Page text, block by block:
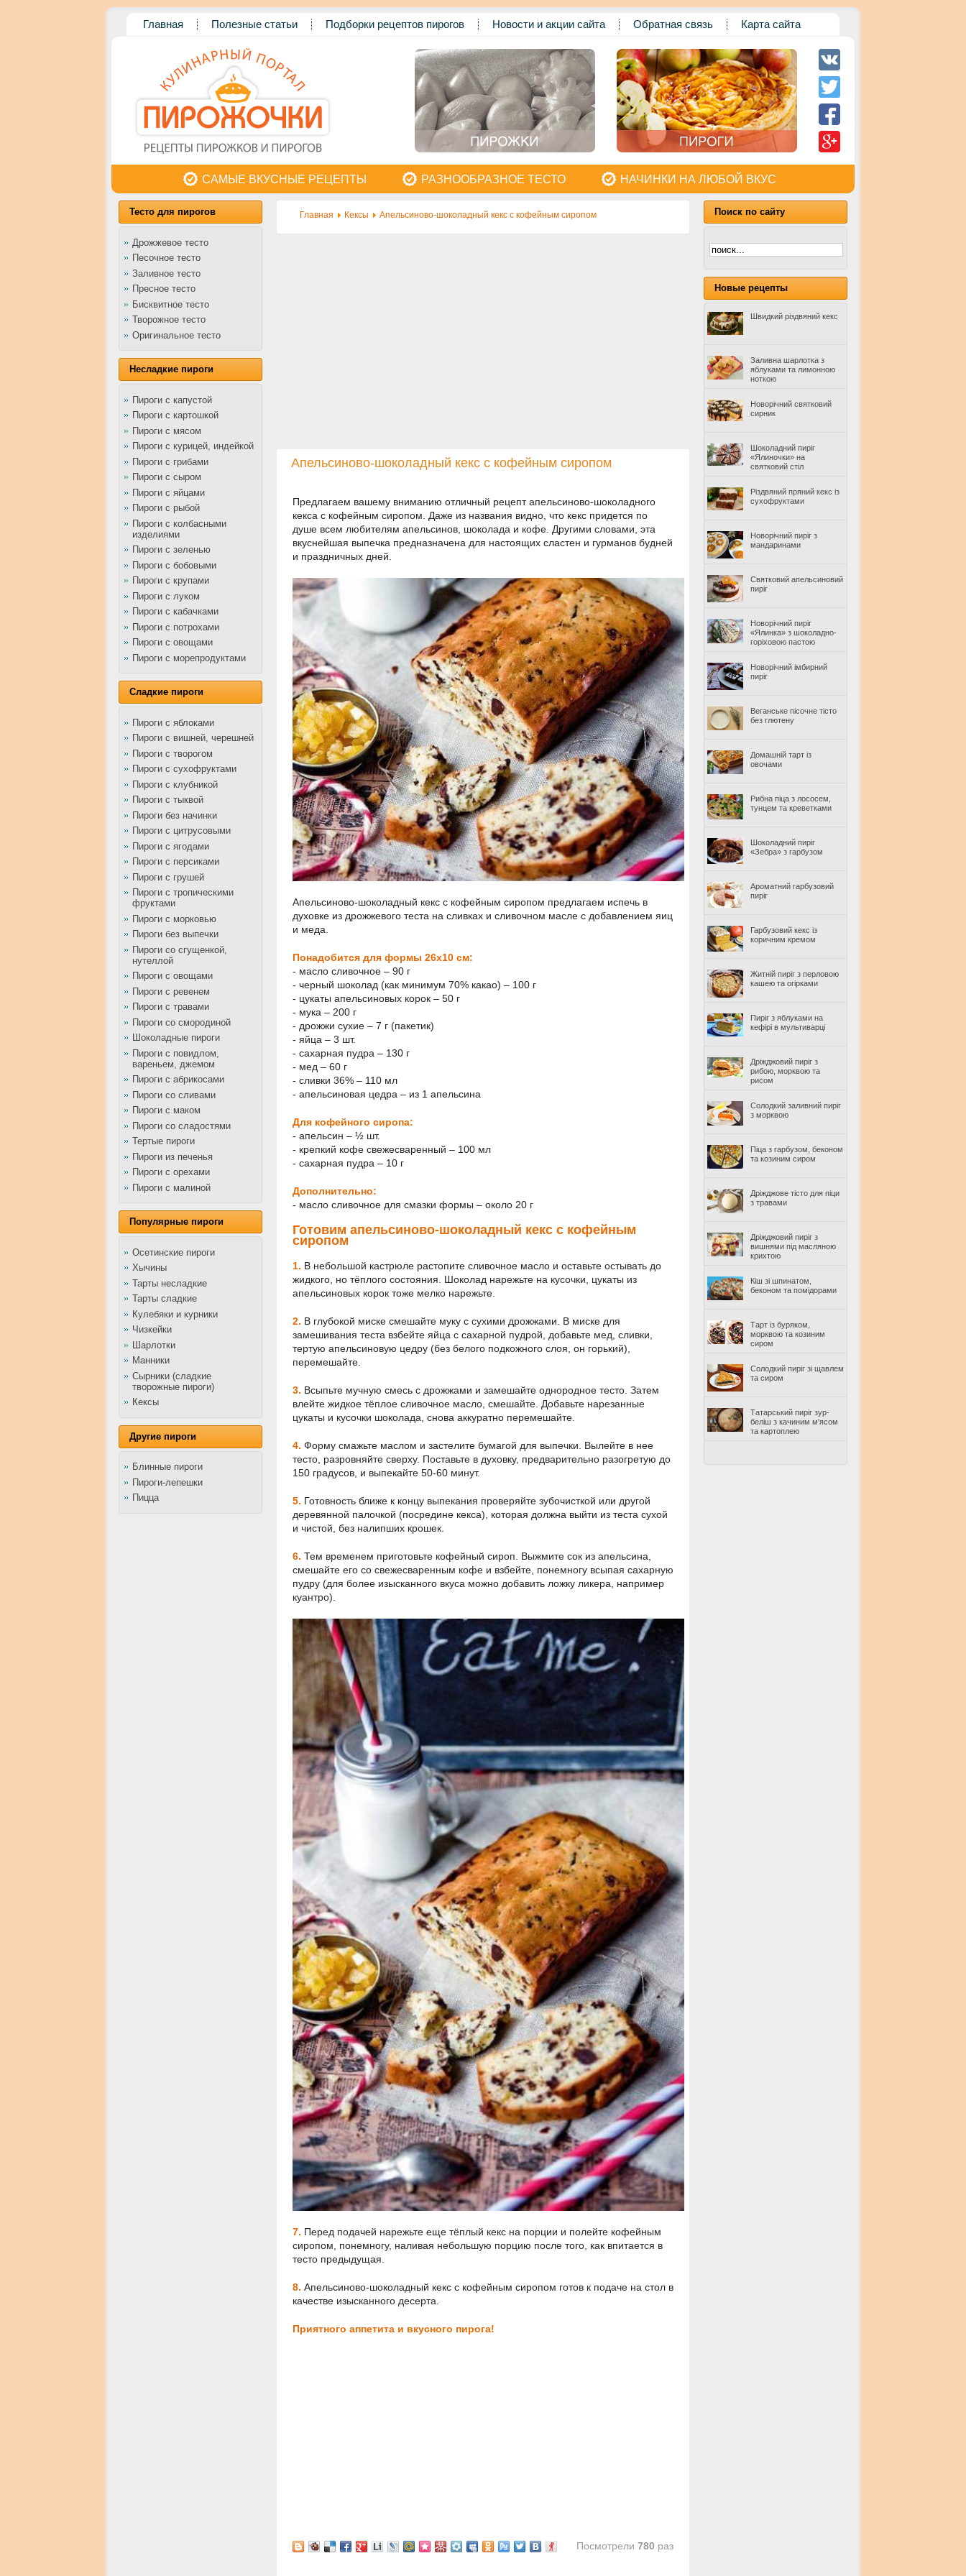
Главная Полезные статьи Подборки рецептов пирогов Новости и акции сайта Обратная связь Карта сайта
САМЫЕ ВКУСНЫЕ РЕЦЕПТЫ РАЗНООБРАЗНОЕ ТЕСТО НАЧИНКИ НА ЛЮБОЙ ВКУС
Тесто для пирогов
Дрожжевое тесто
Песочное тесто
Заливное тесто
Пресное тесто
Бисквитное тесто
Творожное тесто
Оригинальное тесто
Несладкие пироги
Пироги с капустой
Пироги с картошкой
Пироги с мясом
Пироги с курицей, индейкой
Пироги с грибами
Пироги с сыром
Пироги с яйцами
Пироги с рыбой
Пироги с колбасными
изделиями
Пироги с зеленью
Пироги с бобовыми
Пироги с крупами
Пироги с луком
Пироги с кабачками
Пироги с потрохами
Пироги с овощами
Пироги с морепродуктами
Сладкие пироги
Пироги с яблоками
Пироги с вишней, черешней
Пироги с творогом
Пироги с сухофруктами
Пироги с клубникой
Пироги с тыквой
Пироги без начинки
Пироги с цитрусовыми
Пироги с ягодами
Пироги с персиками
Пироги с грушей
Пироги с тропическими
фруктами
Пироги с морковью
Пироги без выпечки
Пироги со сгущенкой,
нутеллой
Пироги с овощами
Пироги с ревенем
Пироги с травами
Пироги со смородиной
Шоколадные пироги
Пироги с повидлом,
вареньем, джемом
Пироги с абрикосами
Пироги со сливами
Пироги с маком
Пироги со сладостями
Тертые пироги
Пироги из печенья
Пироги с орехами
Пироги с малиной
Популярные пироги
Осетинские пироги
Хычины
Тарты несладкие
Тарты сладкие
Кулебяки и курники
Чизкейки
Шарлотки
Манники
Сырники (сладкие
творожные пироги)
Кексы
Другие пироги
Блинные пироги
Пироги-лепешки
Пицца
Главная Кексы Апельсиново-шоколадный кекс с кофейным сиропом
Апельсиново-шоколадный кекс с кофейным сиропом
Предлагаем вашему вниманию отличный рецепт апельсиново-шоколадного
кекса с кофейным сиропом. Даже из названия видно, что кекс придется по
душе всем любителям апельсинов, шоколада и кофе. Другими словами, эта
вкуснейшая выпечка предназначена для настоящих сластен и гурманов будней
и праздничных дней.
Апельсиново-шоколадный кекс с кофейным сиропом предлагаем испечь в
духовке из дрожжевого теста на сливках и сливочном масле с добавлением яиц
и меда.
Понадобится для формы 26х10 см:
- масло сливочное – 90 г
- черный шоколад (как минимум 70% какао) – 100 г
- цукаты апельсиновых корок – 50 г
- мука – 200 г
- дрожжи сухие – 7 г (пакетик)
- яйца – 3 шт.
- сахарная пудра – 130 г
- мед – 60 г
- сливки 36% – 110 мл
- апельсиновая цедра – из 1 апельсина
Для кофейного сиропа:
- апельсин – ½ шт.
- крепкий кофе свежесваренный – 100 мл
- сахарная пудра – 10 г
Дополнительно:
- масло сливочное для смазки формы – около 20 г
Готовим апельсиново-шоколадный кекс с кофейным
сиропом
1. В небольшой кастрюле растопите сливочное масло и оставьте остывать до
жидкого, но тёплого состояния. Шоколад нарежьте на кусочки, цукаты из
апельсиновых корок тоже мелко нарежьте.
2. В глубокой миске смешайте муку с сухими дрожжами. В миске для
замешивания теста взбейте яйца с сахарной пудрой, добавьте мед, сливки,
тертую апельсиновую цедру (без белого подкожного слоя, он горький),
перемешайте.
3. Всыпьте мучную смесь с дрожжами и замешайте однородное тесто. Затем
влейте жидкое тёплое сливочное масло, смешайте. Добавьте нарезанные
цукаты и кусочки шоколада, снова аккуратно перемешайте.
4. Форму смажьте маслом и застелите бумагой для выпечки. Вылейте в нее
тесто, разровняйте сверху. Поставьте в духовку, предварительно разогретую до
150 градусов, и выпекайте 50-60 минут.
5. Готовность ближе к концу выпекания проверяйте зубочисткой или другой
деревянной палочкой (посредине кекса), которая должна выйти из теста сухой
и чистой, без налипших крошек.
6. Тем временем приготовьте кофейный сироп. Выжмите сок из апельсина,
смешайте его со свежесваренным кофе и взбейте, понемногу всыпая сахарную
пудру (для более изысканного вкуса можно добавить ложку ликера, например
куантро).
7. Перед подачей нарежьте еще тёплый кекс на порции и полейте кофейным
сиропом, понемногу, наливая небольшую порцию после того, как впитается в
тесто предыдущая.
8. Апельсиново-шоколадный кекс с кофейным сиропом готов к подаче на стол в
качестве изысканного десерта.
Приятного аппетита и вкусного пирога!
Посмотрели 780 раз
Поиск по сайту
Новые рецепты
Швидкий різдвяний кекс
Заливна шарлотка з
яблуками та лимонною
ноткою
Новорічний святковий
сирник
Шоколадний пиріг
«Ялиночки» на
святковий стіл
Різдвяний пряний кекс із
сухофруктами
Новорічний пиріг з
мандаринами
Святковий апельсиновий
пиріг
Новорічний пиріг
«Ялинка» з шоколадно-
горіховою пастою
Новорічний імбирний
пиріг
Веганське пісочне тісто
без глютену
Домашній тарт із
овочами
Рибна піца з лососем,
тунцем та креветками
Шоколадний пиріг
«Зебра» з гарбузом
Ароматний гарбузовий
пиріг
Гарбузовий кекс із
коричним кремом
Житній пиріг з перловою
кашею та огірками
Пиріг з яблуками на
кефірі в мультиварці
Дріжджовий пиріг з
рибою, морквою та
рисом
Солодкий заливний пиріг
з морквою
Піца з гарбузом, беконом
та козиним сиром
Дріжджове тісто для піци
з травами
Дріжджовий пиріг з
вишнями під масляною
крихтою
Кіш зі шпинатом,
беконом та помідорами
Тарт із буряком,
морквою та козиним
сиром
Солодкий пиріг зі щавлем
та сиром
Татарський пиріг зур-
беліш з качиним м'ясом
та картоплею